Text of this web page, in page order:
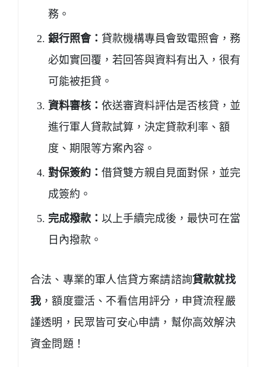
務。
銀行照會： 貸款機構專員會致電照會，務
必如實回覆，若回答與資料有出入，很有
可能被拒貸。
資料審核： 依送審資料評估是否核貸，並
進行軍人貸款試算，決定貸款利率、額
度、期限等方案內容。
對保簽約： 借貸雙方親自見面對保，並完
成簽約。
完成撥款： 以上手續完成後，最快可在當
日內撥款。
合法、專業的軍人信貸方案請諮詢貸款就找
我 ，額度靈活、不看信用評分，申貸流程嚴
謹透明，民眾皆可安心申請，幫你高效解決
資金問題！